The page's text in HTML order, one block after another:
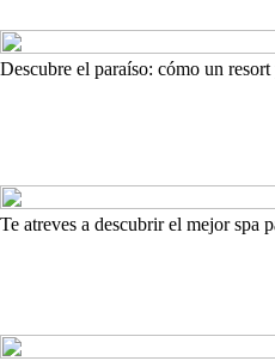
Descubre el paraíso: cómo un
Te atreves a descubrir el mejor spa